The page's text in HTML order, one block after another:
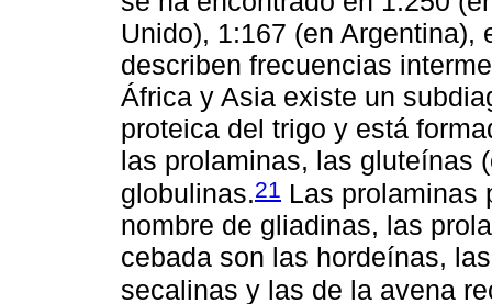
Unido), 1:167 (en
describen frecuencias
África y Asia existe un
proteica del trigo y está
las prolaminas, las gluteínas
globulinas.21 Las prolaminas
nombre de gliadinas, las
cebada son las hordeínas,
secalinas y las de la avena